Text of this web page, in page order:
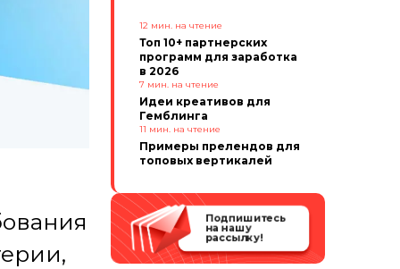
12 мин. на чтение
Топ 10+ партнерских
программ для заработка
в 2026
7 мин. на чтение
Идеи креативов для
Гемблинга
11 мин. на чтение
Примеры прелендов для
топовых вертикалей
Подпишитесь
на нашу
рассылку!